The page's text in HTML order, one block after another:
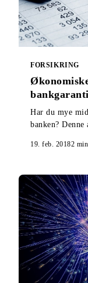
FORSIKRING
Har du mye
banken?
19. feb. 20182 min